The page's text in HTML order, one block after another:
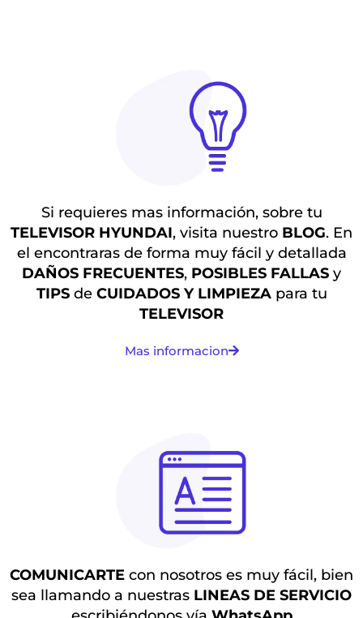
Si requieres mas información, sobre tu
TELEVISOR HYUNDAI, visita nuestro BLOG. En
el encontraras de forma muy fácil y detallada
DAÑOS FRECUENTES, POSIBLES FALLAS y
TIPS de CUIDADOS Y LIMPIEZApara tu
TELEVISOR
Mas informacion
COMUNICARTE con nosotros es muy fácil, bien
sea llamando a nuestras LINEAS DE SERVICIO